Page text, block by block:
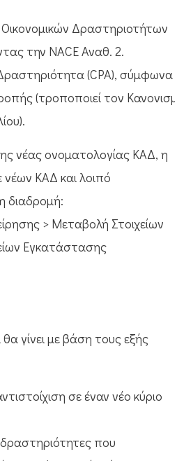
Δραστηριοτήτων
την NACE Αναθ. 2.
(CPA), σύμφωνα
(τροποποιεί τον Κανονισμό
νέας ονοματολογίας ΚΑΔ, η
ΚΑΔ και λοιπό
διαδρομή:
> Μεταβολή Στοιχείων
Εγκατάστασης
γίνει με βάση τους εξής
σε έναν νέο κύριο
που